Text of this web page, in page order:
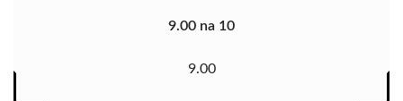
9.00 na 10
9.00